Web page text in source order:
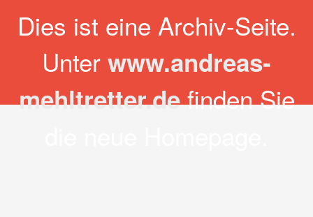
Dies ist eine Archiv-Seite.
Unter www.andreas-
mehltretter.definden Sie
Archiv-Seite Andreas
Mehltretter